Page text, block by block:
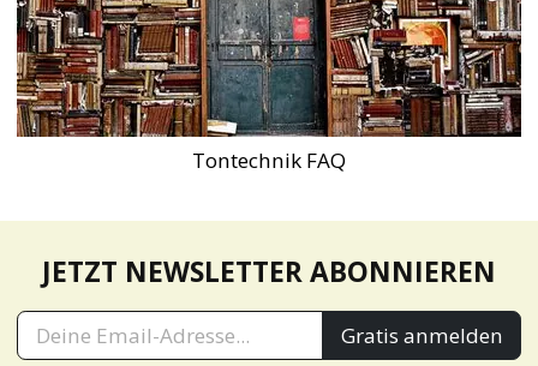
Tontechnik FAQ
JETZT NEWSLETTER ABONNIEREN
Gratis anmelden